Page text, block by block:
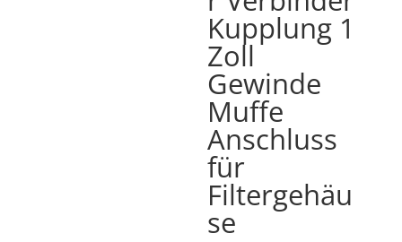
Kupplung 1
Zoll
Gewinde
Muffe
Anschluss
für
Filtergehäu
se